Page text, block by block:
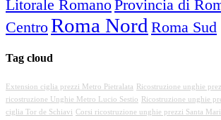
Litorale RomanoProvincia di
CentroRoma Nord Roma Sud
Tag cloud
Extension ciglia prezzi Metro Pietralata Ricostruzione unghie
ricostruzione Unghie Metro Lucio Sestio
Ricostruzione unghie
ciglia Tor de Schiavi Corsi ricostruzione unghie prezzi Santa